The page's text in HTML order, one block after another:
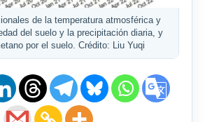
de la temperatura atmosférica y
del suelo y la precipitación diaria, y
por el suelo. Crédito: Liu Yuqi